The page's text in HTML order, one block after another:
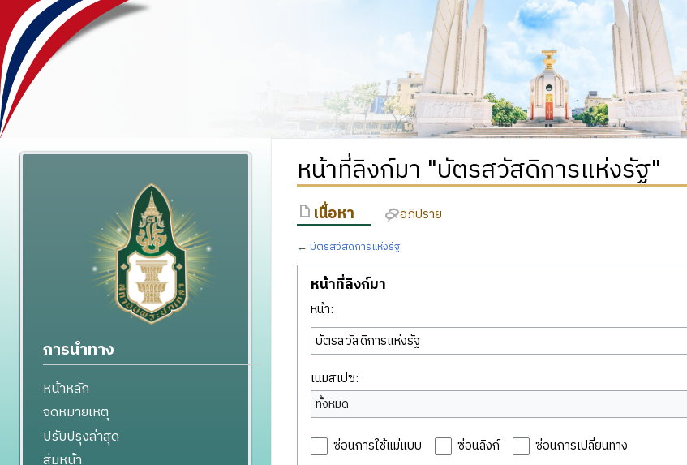
หน้าที่ลิงก์มา "บัตรสวัสดิการแห่งรัฐ"
เนื้อหา อภิปราย
← บัตรสวัสดิการแห่งรัฐ
หน้าที่ลิงก์มา
หน้า:
เนมสเปซ:
ทั้งหมด
ซ่อนการใช้แม่แบบ ซ่อนลิงก์
ซ่อนการเปลี่ยนทาง
การนำทาง
หน้าหลัก
จดหมายเหตุ
ปรับปรุงล่าสุด
สุ่มหน้า